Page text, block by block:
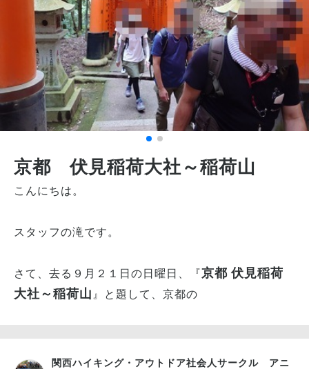
京都 伏見稲荷大社～稲荷山
こんにちは。
スタッフの滝です。
さて、去る９月２１日の日曜日、『京都 伏見稲荷
大社～稲荷山 』と題して、京都の
関西ハイキング・アウトドア社会人サークル アニ